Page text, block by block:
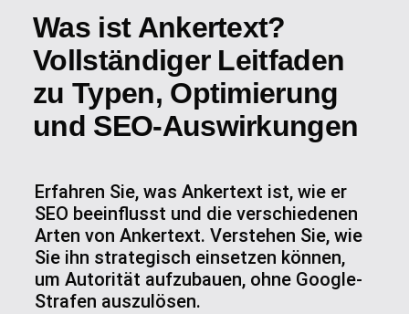
Was ist Ankertext?
Vollständiger Leitfaden
zu Typen, Optimierung
und SEO-Auswirkungen
Erfahren Sie, was Ankertext ist, wie er
SEO beeinflusst und die verschiedenen
Arten von Ankertext. Verstehen Sie, wie
Sie ihn strategisch einsetzen können,
um Autorität aufzubauen, ohne Google-
Strafen auszulösen.